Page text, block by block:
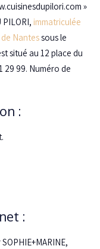
»
immatriculée
Nantessous le
situé au 12 place du
29 99. Numéro de
:
: